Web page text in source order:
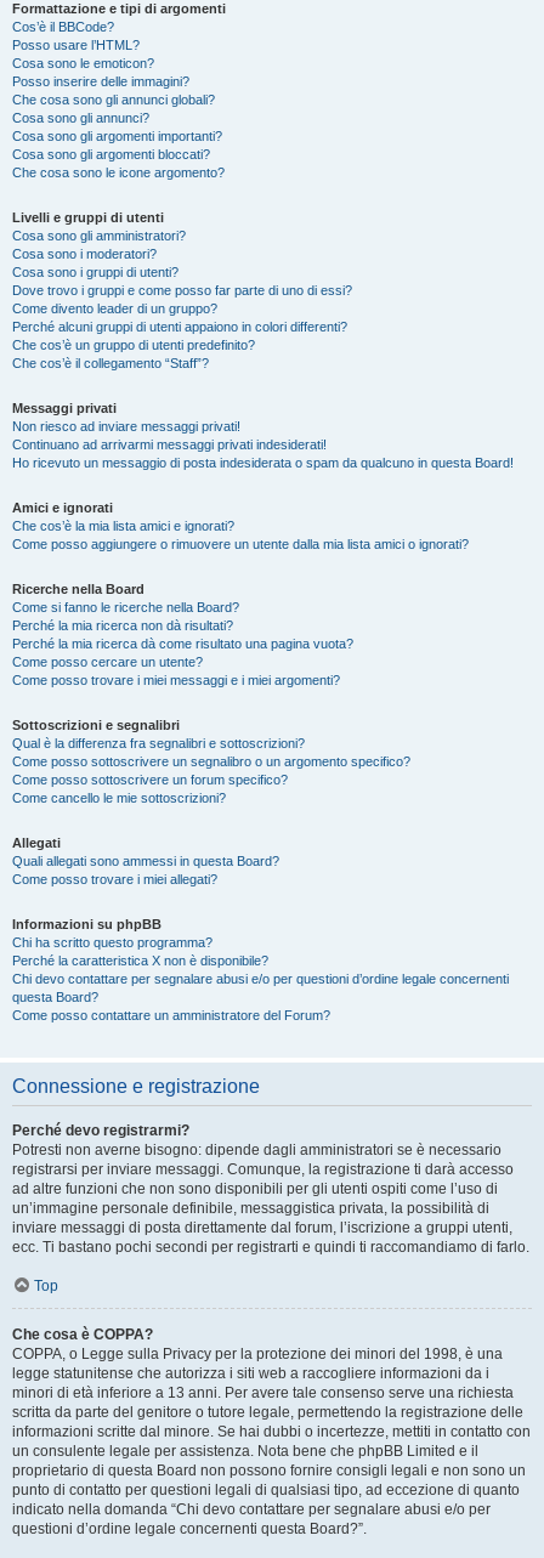
Formattazione e tipi di argomenti
Cos’è il BBCode?
Posso usare l’HTML?
Cosa sono le emoticon?
Posso inserire delle immagini?
Che cosa sono gli annunci globali?
Cosa sono gli annunci?
Cosa sono gli argomenti importanti?
Cosa sono gli argomenti bloccati?
Che cosa sono le icone argomento?
Livelli e gruppi di utenti
Cosa sono gli amministratori?
Cosa sono i moderatori?
Cosa sono i gruppi di utenti?
Dove trovo i gruppi e come posso far parte di uno di essi?
Come divento leader di un gruppo?
Perché alcuni gruppi di utenti appaiono in colori differenti?
Che cos’è un gruppo di utenti predefinito?
Che cos’è il collegamento “Staff”?
Messaggi privati
Non riesco ad inviare messaggi privati!
Continuano ad arrivarmi messaggi privati indesiderati!
Ho ricevuto un messaggio di posta indesiderata o spam da qualcuno in questa Board!
Amici e ignorati
Che cos’è la mia lista amici e ignorati?
Come posso aggiungere o rimuovere un utente dalla mia lista amici o ignorati?
Ricerche nella Board
Come si fanno le ricerche nella Board?
Perché la mia ricerca non dà risultati?
Perché la mia ricerca dà come risultato una pagina vuota?
Come posso cercare un utente?
Come posso trovare i miei messaggi e i miei argomenti?
Sottoscrizioni e segnalibri
Qual è la differenza fra segnalibri e sottoscrizioni?
Come posso sottoscrivere un segnalibro o un argomento specifico?
Come posso sottoscrivere un forum specifico?
Come cancello le mie sottoscrizioni?
Allegati
Quali allegati sono ammessi in questa Board?
Come posso trovare i miei allegati?
Informazioni su phpBB
Chi ha scritto questo programma?
Perché la caratteristica X non è disponibile?
Chi devo contattare per segnalare abusi e/o per questioni d’ordine legale concernenti
questa Board?
Come posso contattare un amministratore del Forum?
Connessione e registrazione
Perché devo registrarmi?
Potresti non averne bisogno: dipende dagli amministratori se è necessario
registrarsi per inviare messaggi. Comunque, la registrazione ti darà accesso
ad altre funzioni che non sono disponibili per gli utenti ospiti come l’uso di
un’immagine personale definibile, messaggistica privata, la possibilità di
inviare messaggi di posta direttamente dal forum, l’iscrizione a gruppi utenti,
ecc. Ti bastano pochi secondi per registrarti e quindi ti raccomandiamo di farlo.
Top
Che cosa è COPPA?
COPPA, o Legge sulla Privacy per la protezione dei minori del 1998, è una
legge statunitense che autorizza i siti web a raccogliere informazioni da i
minori di età inferiore a 13 anni. Per avere tale consenso serve una richiesta
scritta da parte del genitore o tutore legale, permettendo la registrazione delle
informazioni scritte dal minore. Se hai dubbi o incertezze, mettiti in contatto con
un consulente legale per assistenza. Nota bene che phpBB Limited e il
proprietario di questa Board non possono fornire consigli legali e non sono un
punto di contatto per questioni legali di qualsiasi tipo, ad eccezione di quanto
indicato nella domanda “Chi devo contattare per segnalare abusi e/o per
questioni d’ordine legale concernenti questa Board?”.